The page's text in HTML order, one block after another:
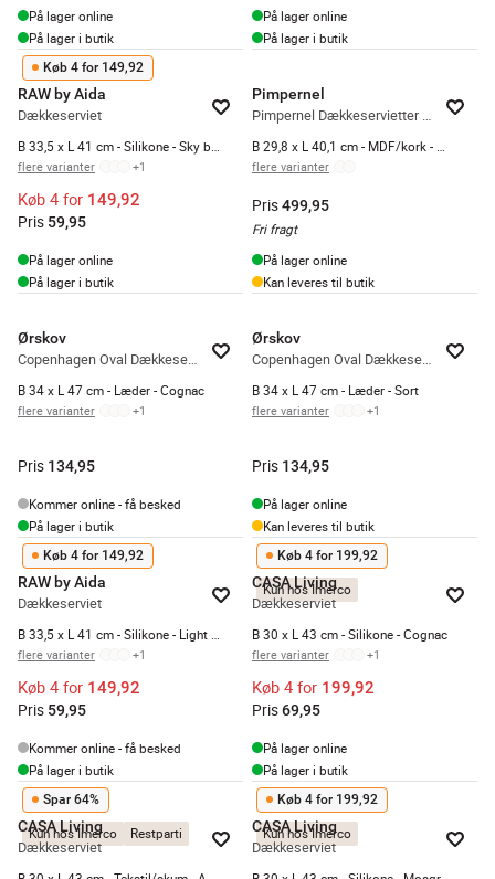
På lager online
På lager i butik
På lager online
På lager i butik
Køb 4 for 149,92
RAW by Aida
Dækkeserviet
flere varianter +1
Køb 4 for 149,92
Pris 59,95
På lager online
På lager i butik
Pimpernel
Pimpernel Dækkeservietter - 4 stk.
flere varianter
Pris499,95
Fri fragt
På lager online
Kan leveres til butik
Ørskov
Copenhagen Oval Dækkeserviet
B 34 x L 47 cm - Læder - Cognac
flere varianter +1
Pris 134,95
Kommer online - få besked
På lager i butik
Ørskov
Copenhagen Oval Dækkeserviet
B 34 x L 47 cm - Læder - Sort
flere varianter +1
Pris 134,95
På lager online
Kan leveres til butik
Køb 4 for 149,92
RAW by Aida
Dækkeserviet
flere varianter +1
Køb 4 for 149,92
Pris 59,95
Kommer online - få besked
På lager i butik
Kun hos Imerco
Køb 4 for 199,92
CASA Living
Dækkeserviet
B 30 x L 43 cm - Silikone - Cognac
flere varianter +1
Køb 4 for 199,92
Pris69,95
På lager online
På lager i butik
Kun hos Imerco Restparti
Spar 64%
CASA Living
Dækkeserviet
Kun hos Imerco
Køb 4 for 199,92
CASA Living
Dækkeserviet